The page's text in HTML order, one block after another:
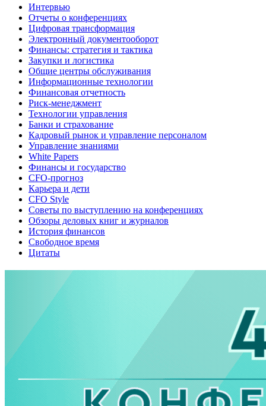
Интервью
Отчеты о конференциях
Цифровая трансформация
Электронный документооборот
Финансы: стратегия и тактика
Закупки и логистика
Общие центры обслуживания
Информационные технологии
Финансовая отчетность
Риск-менеджмент
Технологии управления
Банки и страхование
Кадровый рынок и управление персоналом
Управление знаниями
White Papers
Финансы и государство
CFO-прогноз
Карьера и дети
CFO Style
Советы по выступлению на конференциях
Обзоры деловых книг и журналов
История финансов
Свободное время
Цитаты